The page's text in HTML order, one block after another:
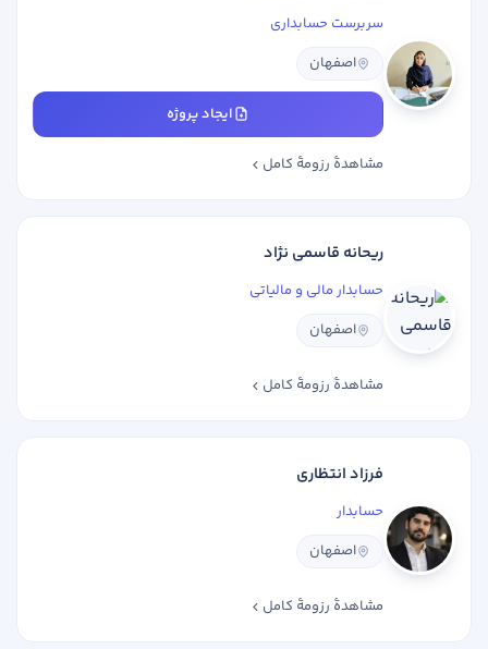
سربرست حسابداری
اصفهان
ایجاد پروژه
مشاهدهٔ رزومهٔ کامل
ریحانه قاسمی نژاد
حسابدار مالی و مالیاتی
اصفهان
مشاهدهٔ رزومهٔ کامل
فرزاد انتظاری
حسابدار
اصفهان
مشاهدهٔ رزومهٔ کامل